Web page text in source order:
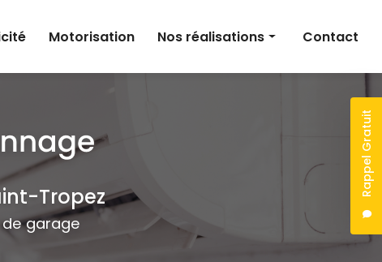
Rappel Gratuit
Motorisation Nos réalisations Contact
Tropez
garage